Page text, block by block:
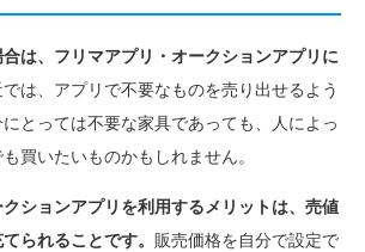
は、フリマアプリ・オークションアプリに
は、アプリで不要なものを売り出せるよう
とっては不要な家具であっても、人によっ
買いたいものかもしれません。
ションアプリを利用するメリットは、売値
られることです。 販売価格を自分で設定で